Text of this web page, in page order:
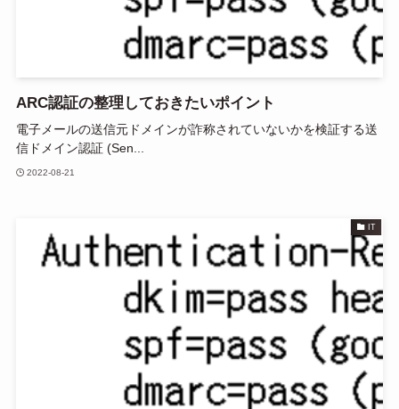
ARC認証の整理しておきたいポイント
電子メールの送信元ドメインが詐称されていないかを検証する送
信ドメイン認証 (Sen...
2022-08-21
IT